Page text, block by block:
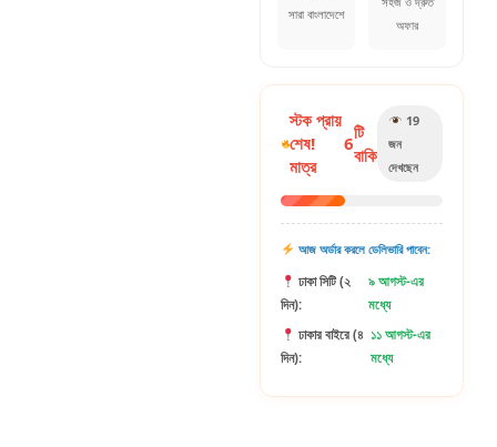
সারা বাংলাদেশে
অফার
স্টক প্রায়
শেষ!
মাত্র
6
টি
বাকি
19
জন
দেখছেন
আজ অর্ডার করলে ডেলিভারি পাবেন:
ঢাকা সিটি (২
দিন):
৯ আগস্ট-এর
মধ্যে
ঢাকার বাইরে (৪
দিন):
১১ আগস্ট-এর
মধ্যে